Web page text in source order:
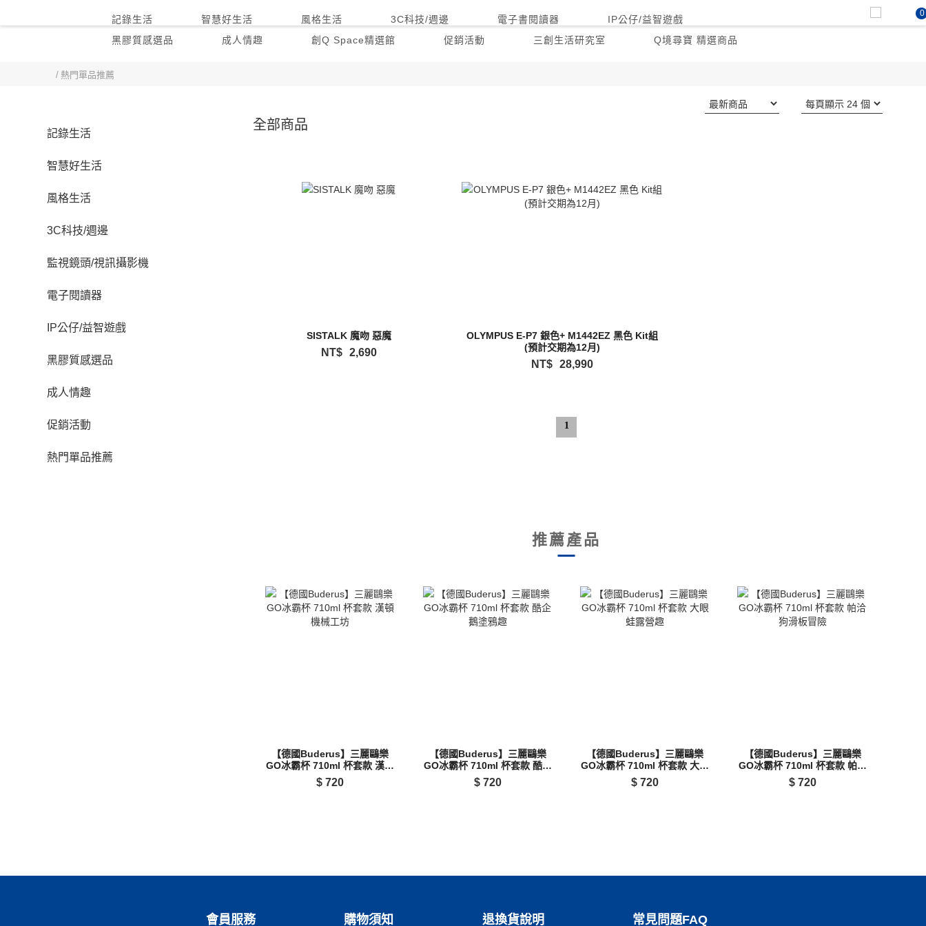
0
記錄生活 智慧好生活 風格生活 3C科技/週邊 電子書閱讀器
IP公仔/益智遊戲
黑膠質感選品
成人情趣 創Q Space精選館 促銷活動 三創生活研究室 Q境尋寶 精選商品
熱門單品推薦
記錄生活
智慧好生活
風格生活
3C科技/週邊
監視鏡頭/視訊攝影機
電子閱讀器
IP公仔/益智遊戲
黑膠質感選品
成人情趣
促銷活動
熱門單品推薦
全部商品
SISTALK 魔吻 惡魔
NT$ 2,690
OLYMPUS E-P7 銀色+ M1442EZ 黑色 Kit組
(預計交期為12月)
NT$ 28,990
1
推薦產品
【德國Buderus】三麗鷗樂
GO冰霸杯 710ml 杯套款 漢頓
機械工坊
$720
【德國Buderus】三麗鷗樂
GO冰霸杯 710ml 杯套款 酷企
鵝塗鴉趣
$ 720
【德國Buderus】三麗鷗樂
GO冰霸杯 710ml 杯套款 大眼
蛙露營趣
$720
【德國Buderus】三麗鷗樂
GO冰霸杯 710ml 杯套款 帕洽
狗滑板冒險
$ 720
會員服務 購物須知 退換貨說明 常見問題FAQ